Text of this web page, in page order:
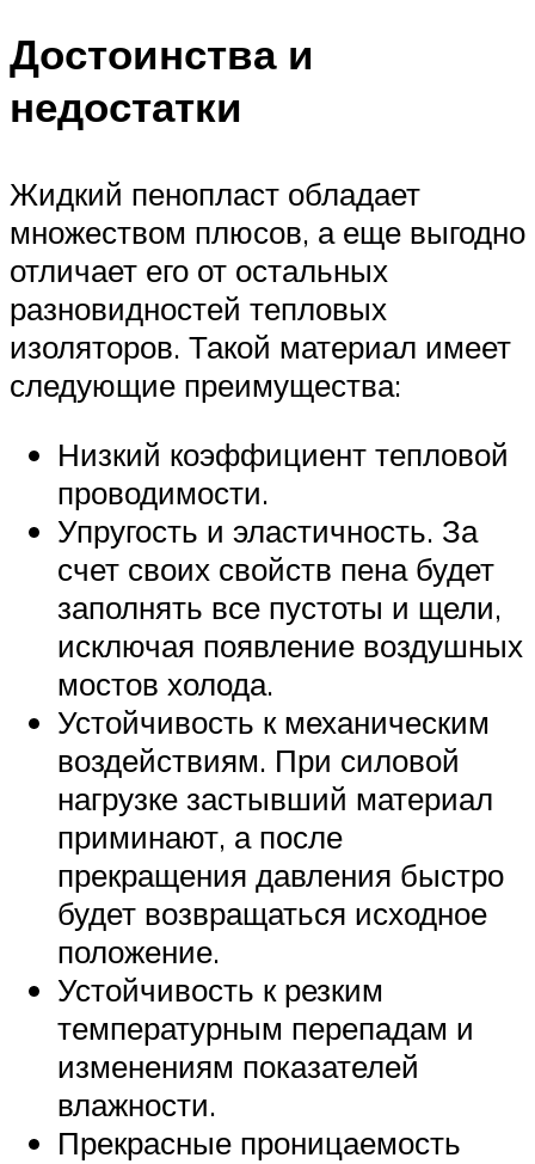
Достоинства и
недостатки
Жидкий пенопласт обладает
множеством плюсов, а еще выгодно
отличает его от остальных
разновидностей тепловых
изоляторов. Такой материал имеет
следующие преимущества:
Низкий коэффициент тепловой
проводимости.
Упругость и эластичность. За
счет своих свойств пена будет
заполнять все пустоты и щели,
исключая появление воздушных
мостов холода.
Устойчивость к механическим
воздействиям. При силовой
нагрузке застывший материал
приминают, а после
прекращения давления быстро
будет возвращаться исходное
положение.
Устойчивость к резким
температурным перепадам и
изменениям показателей
влажности.
Прекрасные проницаемость